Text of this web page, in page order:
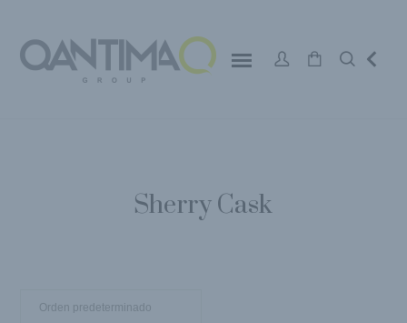
Sherry Cask